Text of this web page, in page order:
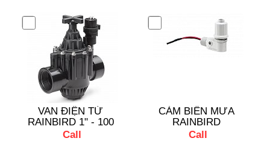
VAN ĐIỆN TỪ
RAINBIRD 1" - 100
PGA
Call
CẢM BIẾN MƯA
RAINBIRD
Call